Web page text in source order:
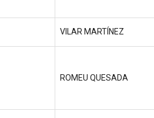
VILAR MARTÍNEZ
ROMEU QUESADA